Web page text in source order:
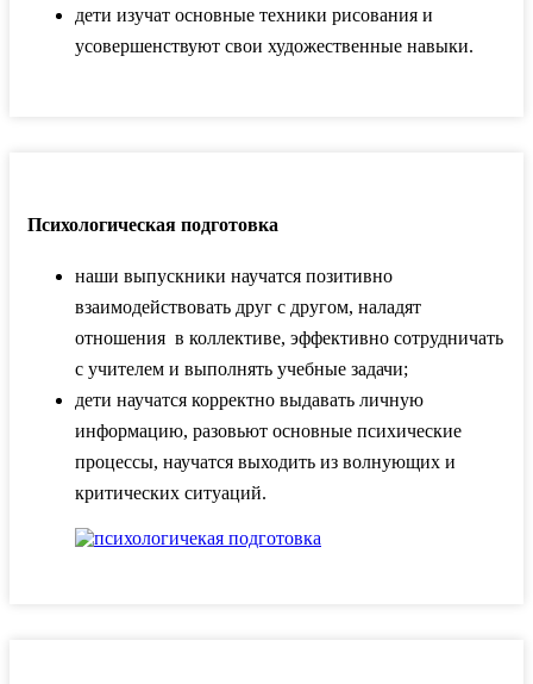
дети изучат основные техники рисования и
усовершенствуют свои художественные навыки.
Психологическая подготовка
наши выпускники научатся позитивно
взаимодействовать друг с другом, наладят
отношения в коллективе, эффективно сотрудничать
с учителем и выполнять учебные задачи;
дети научатся корректно выдавать личную
информацию, разовьют основные психические
процессы, научатся выходить из волнующих и
критических ситуаций.